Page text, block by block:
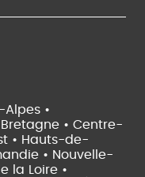
•
Bretagne • Centre-
• Hauts-de-
• Nouvelle-
la Loire •